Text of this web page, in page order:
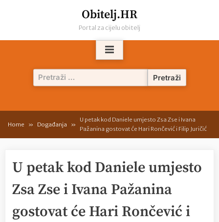
Obitelj.HR
Portal za cijelu obitelj
Pretraži:
Home Događanja
U petak kod Daniele umjesto Zsa Zse i Ivana
Pažanina gostovat će Hari Rončević i Filip Juričić
U petak kod Daniele umjesto
Zsa Zse i Ivana Pažanina
gostovat će Hari Rončević i